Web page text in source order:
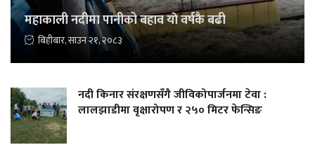
महाकाली नदीमा पानीको बहाव याे वर्षकै बढी
बिहीबार, साउन २१, २०८३
नदी किनार संरक्षणसँगै जीविकोपार्जनमा टेवा :
लालझाडीमा वृक्षारोपण र २५० मिटर फेन्सिङ